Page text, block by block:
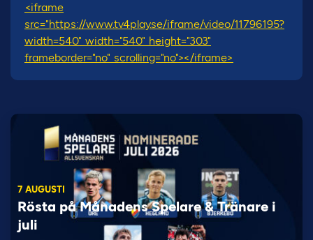
<iframe
src="https://www.tv4play.se/iframe/video/11796195?
width=540" width="540" height="303"
frameborder="no" scrolling="no"></iframe>
7 AUGUSTI
Rösta på Månadens Spelare & Tränare i
juli